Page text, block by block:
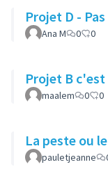
Projet
Ana M 0 0
Projet B
maalem 0 0
La peste ou
pauletjeanne